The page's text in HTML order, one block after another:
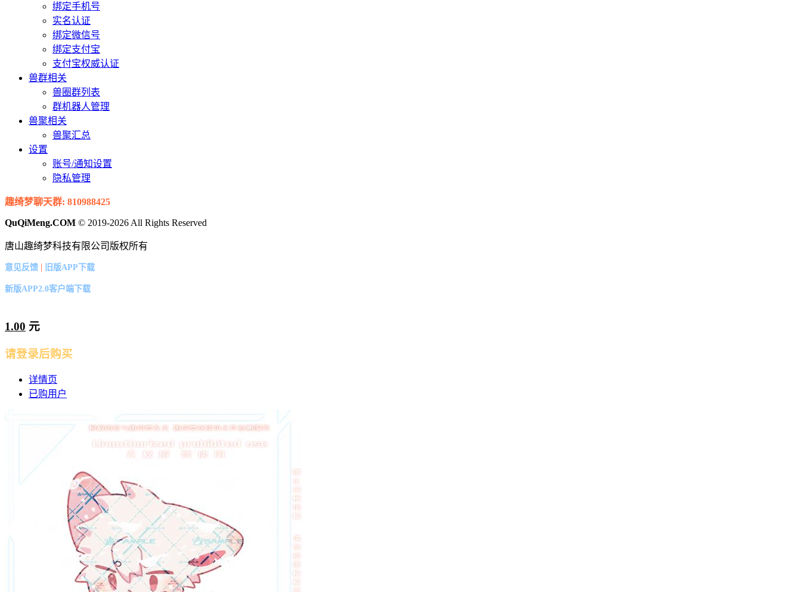
绑定手机号
实名认证
绑定微信号
绑定支付宝
支付宝权威认证
兽群相关
兽圈群列表
群机器人管理
兽聚相关
兽聚汇总
设置
账号/通知设置
隐私管理
趣绮梦聊天群: 810988425
QuQiMeng.COM © 2019-2026 All Rights Reserved
唐山趣绮梦科技有限公司版权所有
意见反馈 | 旧版APP下载
新版APP2.0客户端下载
1.00 元
请登录后购买
详情页
已购用户